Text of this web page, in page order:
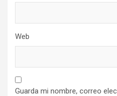
Web
Guarda mi nombre, correo